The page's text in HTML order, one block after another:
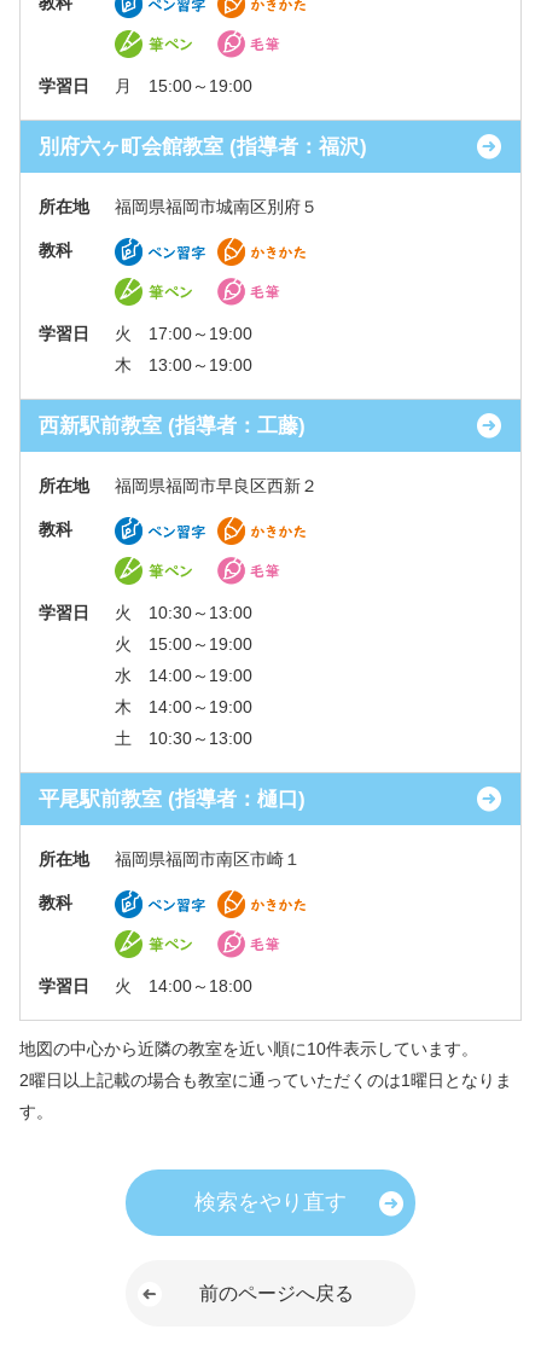
学習日 月 15:00～19:00
別府六ヶ町会館教室 (指導者：福沢)
所在地 福岡県福岡市城南区別府５
教科
学習日
火 17:00～19:00
木 13:00～19:00
西新駅前教室 (指導者：工藤)
所在地 福岡県福岡市早良区西新２
教科
学習日
火 10:30～13:00
火 15:00～19:00
水 14:00～19:00
木 14:00～19:00
土 10:30～13:00
平尾駅前教室 (指導者：樋口)
所在地 福岡県福岡市南区市崎１
教科
学習日 火 14:00～18:00
地図の中心から近隣の教室を近い順に10件表示しています。
2曜日以上記載の場合も教室に通っていただくのは1曜日となりま
す。
検索をやり直す
前のページへ戻る